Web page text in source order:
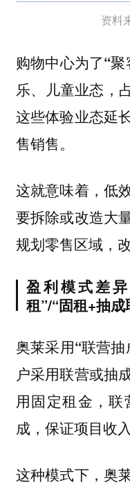
资料
购物中心为了“聚
乐、儿童业态，
这些体验业态延
售销售。
这就意味着， 低
要拆除或改造大
规划零售区域，
盈利模式差
租”/“固租+抽成
奥莱采用“联营
户采用联营或抽
用固定租金，
成，保证项目收入
这种模式下，奥